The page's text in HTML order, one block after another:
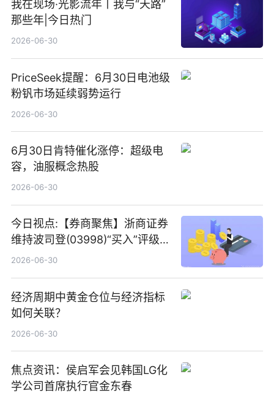
我在现场·光影流年丨我与“天路”
那些年|今日热门
2026-06-30
PriceSeek提醒：6月30日电池级
粉钒市场延续弱势运行
2026-06-30
6月30日肯特催化涨停：超级电
容，油服概念热股
2026-06-30
今日视点:【券商聚焦】浙商证券
维持波司登(03998)“买入”评级
指其业绩高质量稳增长
2026-06-30
经济周期中黄金仓位与经济指标
如何关联？
2026-06-30
焦点资讯：侯启军会见韩国LG化
学公司首席执行官金东春